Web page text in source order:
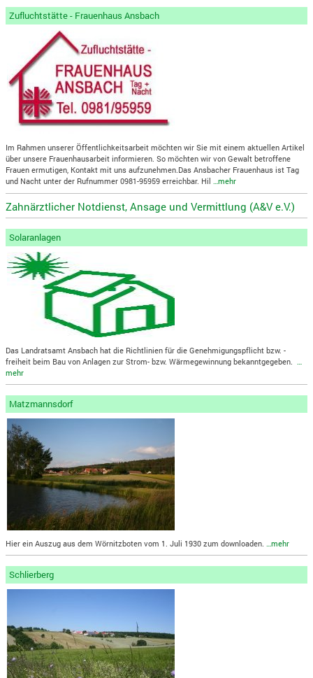
Zufluchtstätte - Frauenhaus Ansbach
Im Rahmen unserer Öffentlichkeitsarbeit möchten wir Sie mit einem aktuellen Artikel
über unsere Frauenhausarbeit informieren. So möchten wir von Gewalt betroffene
Frauen ermutigen, Kontakt mit uns aufzunehmen.Das Ansbacher Frauenhaus ist Tag
und Nacht unter der Rufnummer 0981-95959 erreichbar. Hil…mehr
Zahnärztlicher Notdienst, Ansage und Vermittlung (A&V e.V.)
Solaranlagen
Das Landratsamt Ansbach hat die Richtlinien für die Genehmigungspflicht bzw. -
freiheit beim Bau von Anlagen zur Strom- bzw. Wärmegewinnung bekanntgegeben.
mehr
Matzmannsdorf
Hier ein Auszug aus dem Wörnitzboten vom 1. Juli 1930 zum downloaden. …mehr
Schlierberg